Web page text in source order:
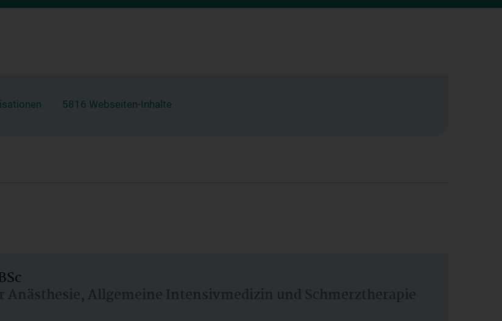
5816 Webseiten-Inhalte
Allgemeine Intensivmedizin und Schmerztherapie